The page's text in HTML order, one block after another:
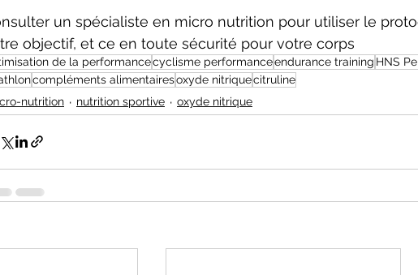
un spécialiste en micro nutrition pour utiliser le
objectif, et ce en toute sécurité pour votre corps
de la performancecyclisme performanceendurance training HNS
compléments alimentairesoxyde nitriquecitruline
nutrition
nutrition sportive oxyde nitrique